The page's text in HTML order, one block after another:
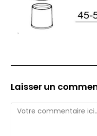
Laisser un
Comment